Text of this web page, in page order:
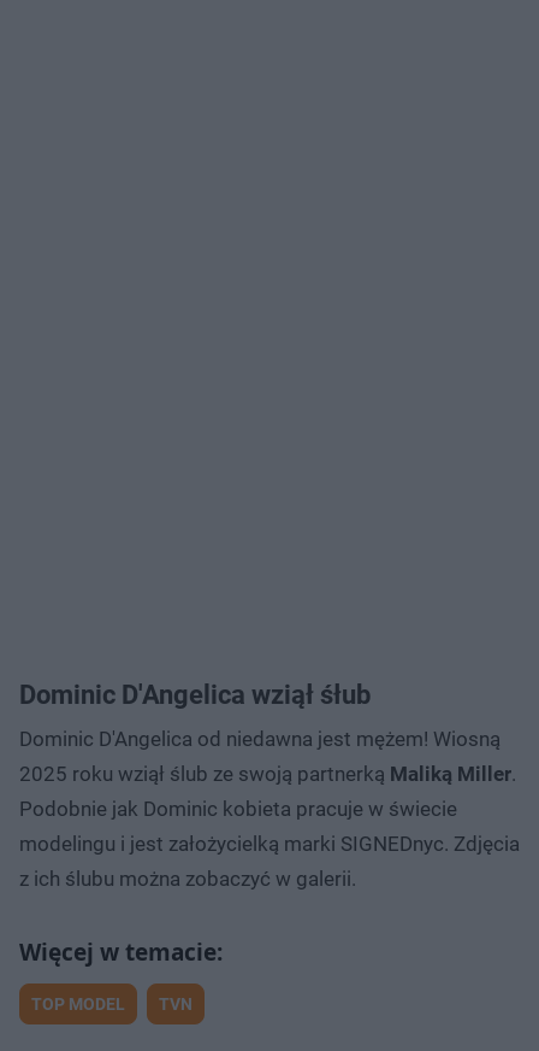
Dominic D'Angelica wziął śłub
Dominic D'Angelica od niedawna jest mężem! Wiosną
2025 roku wziął ślub ze swoją partnerką Maliką Miller.
Podobnie jak Dominic kobieta pracuje w świecie
modelingu i jest założycielką marki SIGNEDnyc. Zdjęcia
z ich ślubu można zobaczyć w galerii.
TOP MODEL TVN